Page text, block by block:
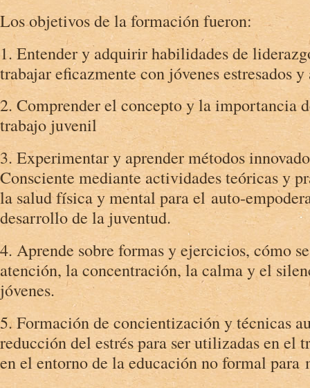
Los objetivos de la formación fueron:
1. Entender y adquirir habilidades de
trabajar eficazmente con jóvenes estresados y
2. Comprender el concepto y la importancia
trabajo juvenil
3. Experimentar y aprender métodos
Consciente mediante actividades teóricas y
la salud física y mental para el auto-
desarrollo de la juventud.
4. Aprende sobre formas y ejercicios, cómo
atención, la concentración, la calma y el
jóvenes.
5. Formación de concientización y técnicas
reducción del estrés para ser utilizadas en el
en el entorno de la educación no formal para